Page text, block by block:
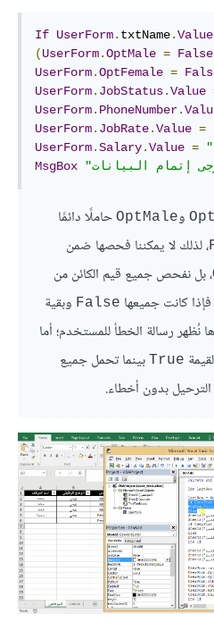
If UserForm. txtName.Value
(UserForm.OptMale = False
UserForm.OptFemale =
UserForm. JobStatus.Value
UserForm. PhoneNumber.
UserForm. JobRate.Value =
UserForm.Salary.Value =
MsgBox
وOptMale حاملًا دائمًا
، لذلك لا يمكننا فحصها ضمن
، بل نفحص جميع قيم الكائن من
فإذا كانت جميعها False وبقية
نُظهر رسالة الخطأ للمستخدم؛ أما
True بينما تحمل جميع
الترحيل بدون أخطاء.